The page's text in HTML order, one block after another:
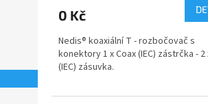
0 Kč
Nedis® koaxiální T - rozbočovač s
konektory 1 x Coax (IEC) zástrčka - 2
(IEC) zásuvka.